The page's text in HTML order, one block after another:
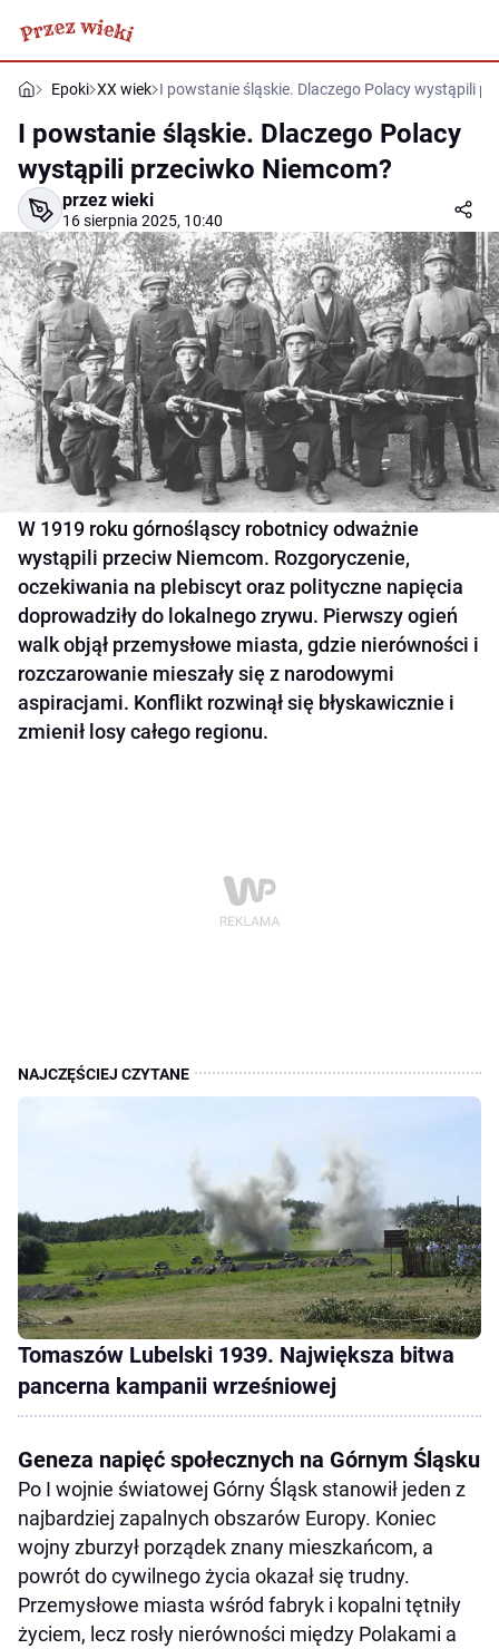
Epoki XX wiek I powstanie śląskie. Dlaczego Polacy wystąpili
I powstanie śląskie. Dlaczego Polacy
wystąpili przeciwko Niemcom?
przez wieki
16 sierpnia 2025, 10:40
W 1919 roku górnośląscy robotnicy odważnie
wystąpili przeciw Niemcom. Rozgoryczenie,
oczekiwania na plebiscyt oraz polityczne napięcia
doprowadziły do lokalnego zrywu. Pierwszy ogień
walk objął przemysłowe miasta, gdzie nierówności i
rozczarowanie mieszały się z narodowymi
aspiracjami. Konflikt rozwinął się błyskawicznie i
zmienił losy całego regionu.
Tomaszów Lubelski 1939. Największa bitwa
pancerna kampanii wrześniowej
Geneza napięć społecznych na Górnym Śląsku
Po I wojnie światowej Górny Śląsk stanowił jeden z
najbardziej zapalnych obszarów Europy. Koniec
wojny zburzył porządek znany mieszkańcom, a
powrót do cywilnego życia okazał się trudny.
Przemysłowe miasta wśród fabryk i kopalni tętniły
życiem, lecz rosły nierówności między Polakami a